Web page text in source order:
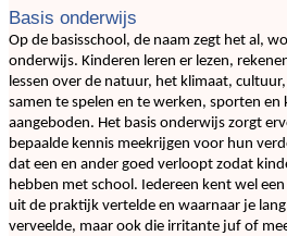
Basis onderwijs
Op de basisschool, de naam zegt het al,
onderwijs. Kinderen leren er lezen,
lessen over de natuur, het klimaat,
samen te spelen en te werken, sporten
aangeboden. Het basis onderwijs zorgt
bepaalde kennis meekrijgen voor hun
dat een en ander goed verloopt zodat
hebben met school. Iedereen kent wel
uit de praktijk vertelde en waarnaar je
verveelde, maar ook die irritante juf of